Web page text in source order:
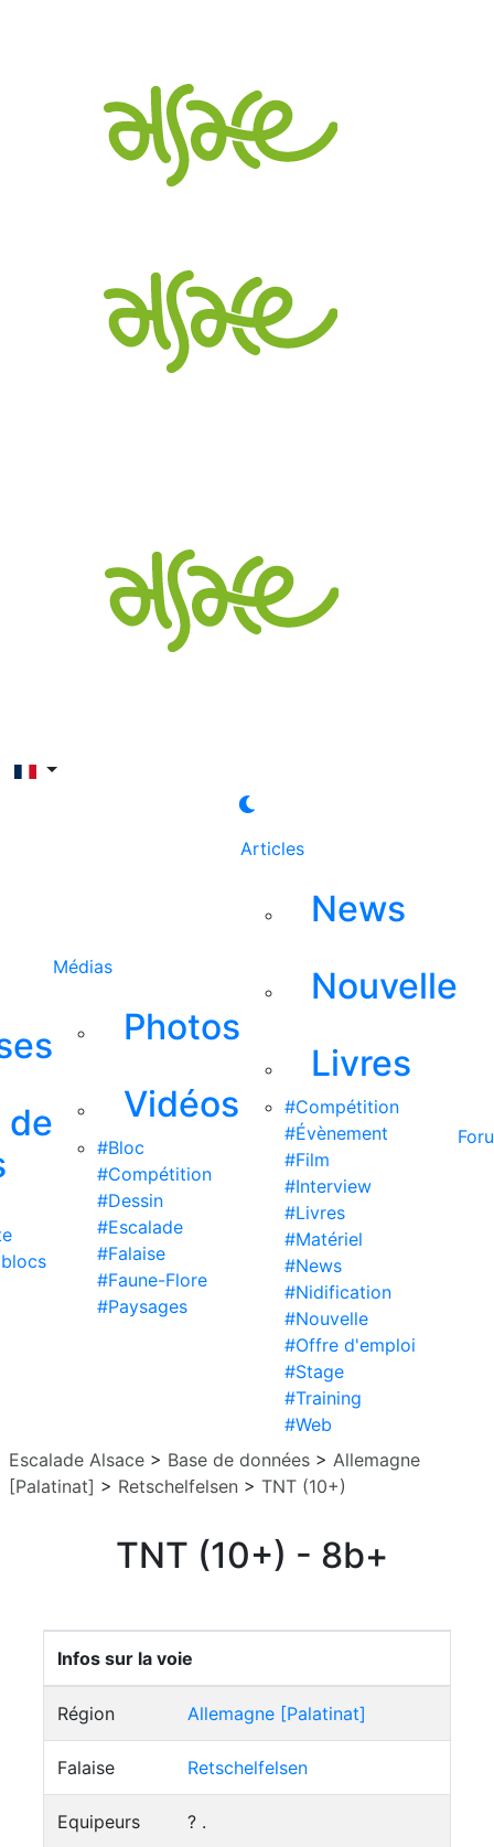
de
Médias
Photos
Vidéos
#Bloc
#Compétition
#Dessin
#Escalade
#Falaise
#Faune-Flore
#Paysages
Articles
News
Nouvelle
Livres
#Compétition
#Évènement
#Film
#Interview
#Livres
#Matériel
#News
#Nidification
#Nouvelle
#Offre d'emploi
#Stage
#Training
#Web
Escalade Alsace > Base de données > Allemagne
[Palatinat] > Retschelfelsen > TNT (10+)
TNT (10+) - 8b+
Infos sur la voie
Région Allemagne [Palatinat]
Falaise Retschelfelsen
Equipeurs ? .